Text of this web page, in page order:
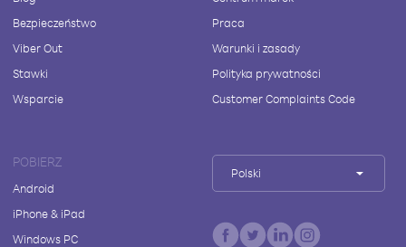
Bezpieczeństwo
Viber Out
Stawki
Wsparcie
Praca
Warunki i zasady
Polityka prywatności
Customer Complaints Code
POBIERZ
Android
iPhone & iPad
Windows PC
Polski